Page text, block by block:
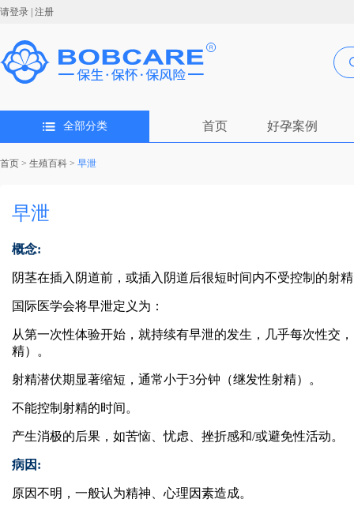
请登录 | 注册
全部分类 首页 好孕案例
首页 > 生殖百科 > 早泄
早泄
概念:
阴茎在插入阴道前，或插入阴道后很短时间内不受控制的射
国际医学会将早泄定义为：
从第一次性体验开始，就持续有早泄的发生，几乎每次性交
精）。
射精潜伏期显著缩短，通常小于3分钟（继发性射精）。
不能控制射精的时间。
产生消极的后果，如苦恼、忧虑、挫折感和/或避免性活动。
病因:
原因不明，一般认为精神、心理因素造成。